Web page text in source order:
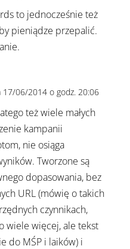
to jednocześnie też
pieniądze przepalić.
17/06/2014 o godz. 20:06
też wiele małych
kampanii
nie osiąga
Tworzone są
dopasowania, bez
URL (mówię o takich
czynnikach,
wiele więcej, ale tekst
do MŚP i laików) i